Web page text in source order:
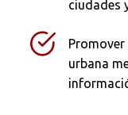
ciudades
urbana